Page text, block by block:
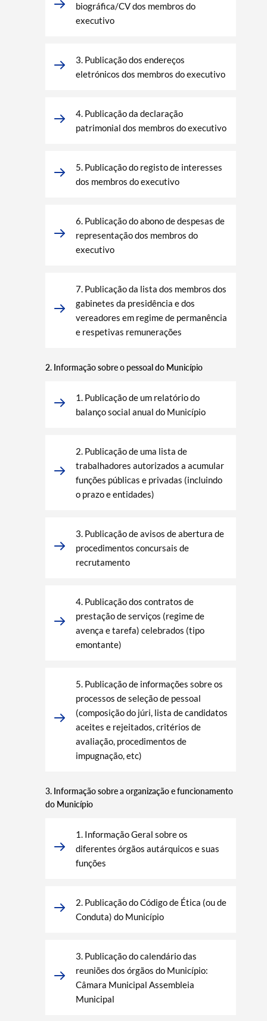
biográfica/CV dos membros do
executivo
3. Publicação dos endereços
eletrónicos dos membros do executivo
4. Publicação da declaração
patrimonial dos membros do executivo
5. Publicação do registo de interesses
dos membros do executivo
6. Publicação do abono de despesas de
representação dos membros do
executivo
7. Publicação da lista dos membros dos
gabinetes da presidência e dos
vereadores em regime de permanência
e respetivas remunerações
2. Informação sobre o pessoal do Município
1. Publicação de um relatório do
balanço social anual do Município
2. Publicação de uma lista de
trabalhadores autorizados a acumular
funções públicas e privadas (incluindo
o prazo e entidades)
3. Publicação de avisos de abertura de
procedimentos concursais de
recrutamento
4. Publicação dos contratos de
prestação de serviços (regime de
avença e tarefa) celebrados (tipo
emontante)
5. Publicação de informações sobre os
processos de seleção de pessoal
(composição do júri, lista de candidatos
aceites e rejeitados, critérios de
avaliação, procedimentos de
impugnação, etc)
3. Informação sobre a organização e funcionamento
do Município
1. Informação Geral sobre os
diferentes órgãos autárquicos e suas
funções
2. Publicação do Código de Ética (ou de
Conduta) do Município
3. Publicação do calendário das
reuniões dos órgãos do Município:
Câmara Municipal Assembleia
Municipal